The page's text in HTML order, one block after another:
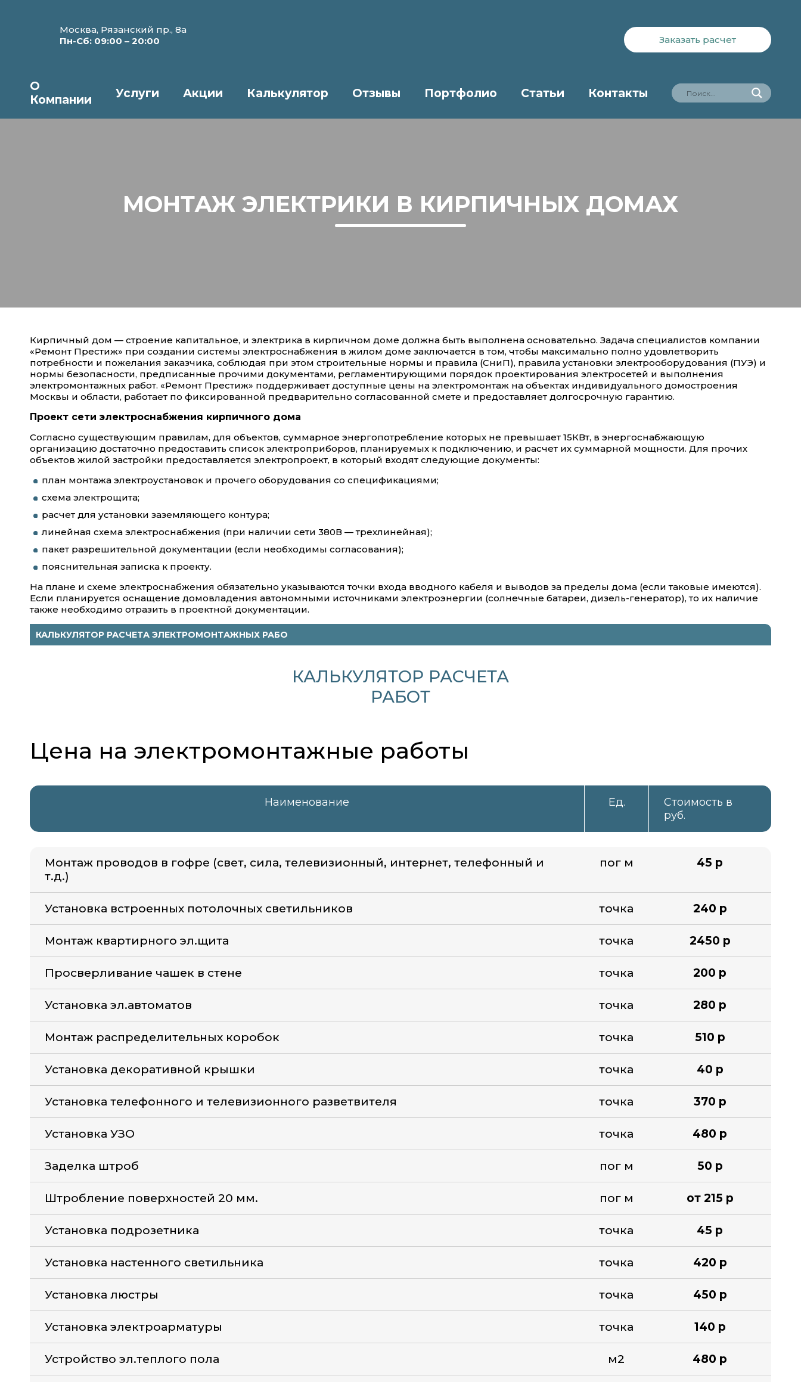
Москва, Рязанский пр., 8а
Пн-Сб: 09:00 – 20:00
Заказать расчет
О
Компании
Услуги Акции Калькулятор Отзывы Портфолио Статьи Контакты
МОНТАЖ ЭЛЕКТРИКИ В КИРПИЧНЫХ ДОМАХ
Кирпичный дом — строение капитальное, и электрика в кирпичном доме должна быть выполнена основательно. Задача специалистов компании
«Ремонт Престиж» при создании системы электроснабжения в жилом доме заключается в том, чтобы максимально полно удовлетворить
потребности и пожелания заказчика, соблюдая при этом строительные нормы и правила (СниП), правила установки электрооборудования (ПУЭ) и
нормы безопасности, предписанные прочими документами, регламентирующими порядок проектирования электросетей и выполнения
электромонтажных работ. «Ремонт Престиж» поддерживает доступные цены на электромонтаж на объектах индивидуального домостроения
Москвы и области, работает по фиксированной предварительно согласованной смете и предоставляет долгосрочную гарантию.
Проект сети электроснабжения кирпичного дома
Согласно существующим правилам, для объектов, суммарное энергопотребление которых не превышает 15КВт, в энергоснабжающую
организацию достаточно предоставить список электроприборов, планируемых к подключению, и расчет их суммарной мощности. Для прочих
объектов жилой застройки предоставляется электропроект, в который входят следующие документы:
план монтажа электроустановок и прочего оборудования со спецификациями;
схема электрощита;
расчет для установки заземляющего контура;
линейная схема электроснабжения (при наличии сети 380В — трехлинейная);
пакет разрешительной документации (если необходимы согласования);
пояснительная записка к проекту.
На плане и схеме электроснабжения обязательно указываются точки входа вводного кабеля и выводов за пределы дома (если таковые имеются).
Если планируется оснащение домовладения автономными источниками электроэнергии (солнечные батареи, дизель-генератор), то их наличие
также необходимо отразить в проектной документации.
КАЛЬКУЛЯТОР РАСЧЕТА ЭЛЕКТРОМОНТАЖНЫХ РАБО
КАЛЬКУЛЯТОР РАСЧЕТА
РАБОТ
Цена на электромонтажные работы
Наименование Ед.
Стоимость в
руб.
Монтаж проводов в гофре (свет, сила, телевизионный, интернет, телефонный и
т.д.)
пог м 45 р
Установка встроенных потолочных светильников точка 240 р
Монтаж квартирного эл.щита точка 2450 р
Просверливание чашек в стене точка 200 р
Установка эл.автоматов точка 280 р
Монтаж распределительных коробок точка 510 р
Установка декоративной крышки точка 40 р
Установка телефонного и телевизионного разветвителя точка 370 р
Установка УЗО точка 480 р
Заделка штроб пог м 50 р
Штробление поверхностей 20 мм. пог м от 215 р
Установка подрозетника точка 45 р
Установка настенного светильника точка 420 р
Установка люстры точка 450 р
Установка электроарматуры точка 140 р
Устройство эл.теплого пола м2 480 р